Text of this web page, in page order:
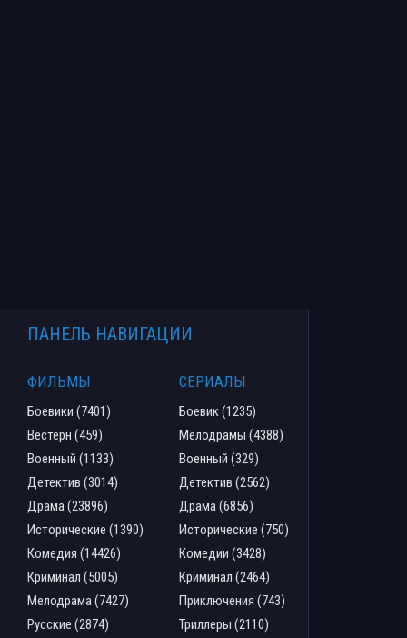
ПАНЕЛЬ НАВИГАЦИИ
ФИЛЬМЫ
Боевики (7401)
Вестерн (459)
Военный (1133)
Детектив (3014)
Драма (23896)
Исторические (1390)
Комедия (14426)
Криминал (5005)
Мелодрама (7427)
Русские (2874)
СЕРИАЛЫ
Боевик (1235)
Мелодрамы (4388)
Военный (329)
Детектив (2562)
Драма (6856)
Исторические (750)
Комедии (3428)
Криминал (2464)
Приключения (743)
Триллеры (2110)